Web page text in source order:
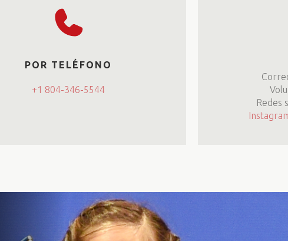
POR TELÉFONO
+1 804-346-5544
Redes